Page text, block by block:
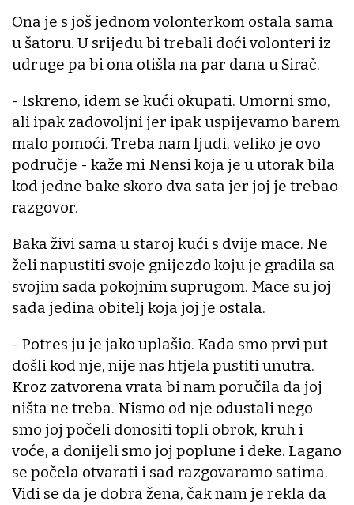
Ona je s još jednom volonterkom ostala sama
u šatoru. U srijedu bi trebali doći volonteri iz
udruge pa bi ona otišla na par dana u Sirač.
- Iskreno, idem se kući okupati. Umorni smo,
ali ipak zadovoljni jer ipak uspijevamo barem
malo pomoći. Treba nam ljudi, veliko je ovo
područje - kaže mi Nensi koja je u utorak bila
kod jedne bake skoro dva sata jer joj je trebao
razgovor.
Baka živi sama u staroj kući s dvije mace. Ne
želi napustiti svoje gnijezdo koju je gradila sa
svojim sada pokojnim suprugom. Mace su joj
sada jedina obitelj koja joj je ostala.
- Potres ju je jako uplašio. Kada smo prvi put
došli kod nje, nije nas htjela pustiti unutra.
Kroz zatvorena vrata bi nam poručila da joj
ništa ne treba. Nismo od nje odustali nego
smo joj počeli donositi topli obrok, kruh i
voće, a donijeli smo joj poplune i deke. Lagano
se počela otvarati i sad razgovaramo satima.
Vidi se da je dobra žena, čak nam je rekla da